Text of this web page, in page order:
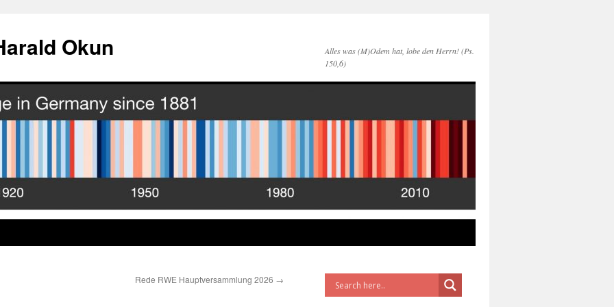
Okun
Alles was (M)Odem hat, lobe den Herrn! (Ps.
150,6)
Rede RWE Hauptversammlung 2026 →